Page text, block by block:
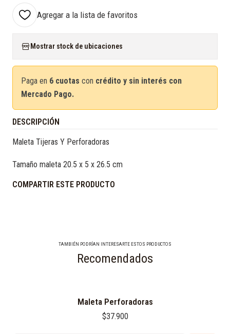
Agregar a la lista de favoritos
Mostrar stock de ubicaciones
Paga en 6 cuotas con crédito y sin interés con
Mercado Pago.
DESCRIPCIÓN
Maleta Tijeras Y Perforadoras
Tamaño maleta 20.5 x 5 x 26.5 cm
COMPARTIR ESTE PRODUCTO
TAMBIÉN PODRÍAN INTERESARTE ESTOS PRODUCTOS
Recomendados
Maleta Perforadoras
$37.900